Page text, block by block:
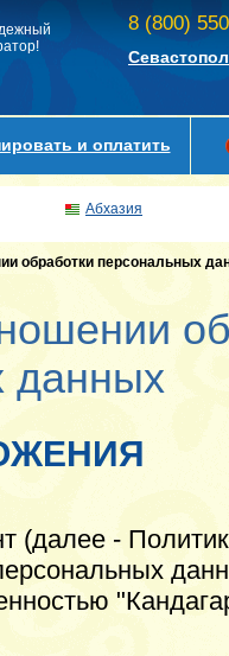
8 (800)
и оплатить
Абхазия
обработки персональных
данных
(далее -